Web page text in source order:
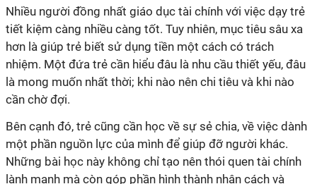
Nhiều người đồng nhất giáo dục tài chính với việc dạy trẻ
tiết kiệm càng nhiều càng tốt. Tuy nhiên, mục tiêu sâu xa
hơn là giúp trẻ biết sử dụng tiền một cách có trách
nhiệm. Một đứa trẻ cần hiểu đâu là nhu cầu thiết yếu, đâu
là mong muốn nhất thời; khi nào nên chi tiêu và khi nào
cần chờ đợi.
Bên cạnh đó, trẻ cũng cần học về sự sẻ chia, về việc dành
một phần nguồn lực của mình để giúp đỡ người khác.
Những bài học này không chỉ tạo nên thói quen tài chính
lành mạnh mà còn góp phần hình thành nhân cách và